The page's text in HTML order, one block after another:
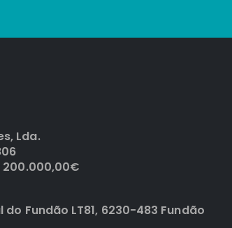
Lda.
200.000,00€
Fundão LT81, 6230-483 Fundão